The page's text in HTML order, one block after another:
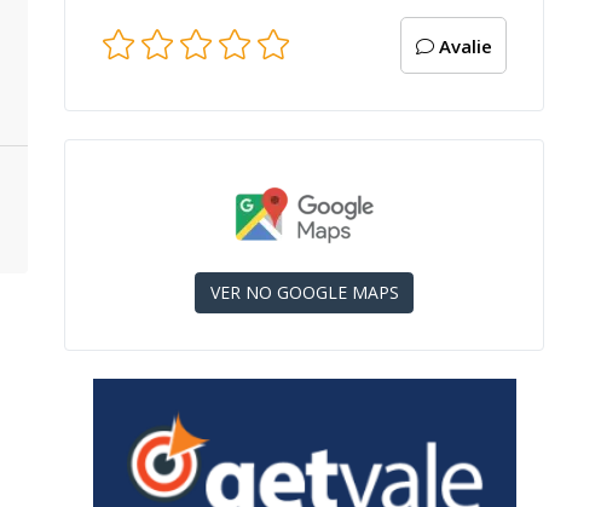
Avalie
VER NO GOOGLE MAPS